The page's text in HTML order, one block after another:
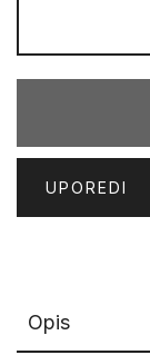
UPOREDI
Opis